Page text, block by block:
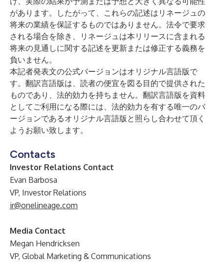
があります。したがって、これらの記述はリネージュの
将来の業績を保証するものではありません。法令で要求
される場合を除き、リネージュは本リリースに含まれる
将来の見通しに関する記述を更新または修正する義務を
負いません。
本記者発表文の公式バージョンはオリジナル言語版で
す。翻訳言語版は、読者の便宜を図る目的で提供された
ものであり、法的効力を持ちません。翻訳言語版を資料
としてご利用になる際には、法的効力を有する唯一のバ
ージョンであるオリジナル言語版と照らし合わせて頂く
ようお願い致します。
Contacts
Investor Relations Contact
Evan Barbosa
VP, Investor Relations
ir@onelineage.com
Media Contact
Megan Hendricksen
VP, Global Marketing & Communications